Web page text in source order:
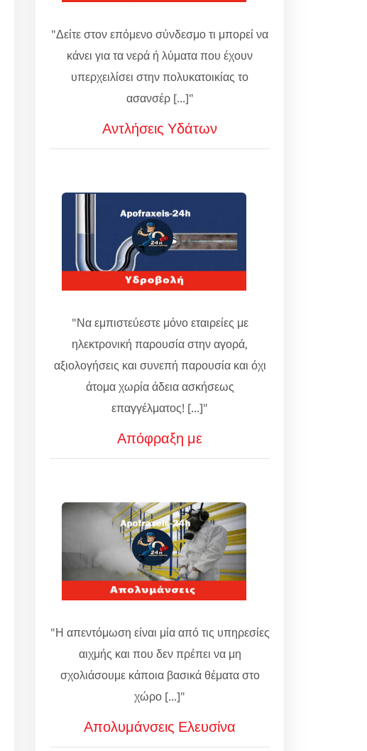
"Δείτε στον επόμενο σύνδεσμο τι μπορεί να
κάνει για τα νερά ή λύματα που έχουν
υπερχειλίσει στην πολυκατοικίας το
ασανσέρ [...]"
Αντλήσεις Υδάτων
"Να εμπιστεύεστε μόνο εταιρείες με
ηλεκτρονική παρουσία στην αγορά,
αξιολογήσεις και συνεπή παρουσία και όχι
άτομα χωρία άδεια ασκήσεως
επαγγέλματος! [...]"
Απόφραξη με
"Η απεντόμωση είναι μία από τις υπηρεσίες
αιχμής και που δεν πρέπει να μη
σχολιάσουμε κάποια βασικά θέματα στο
χώρο [...]"
Απολυμάνσεις Ελευσίνα